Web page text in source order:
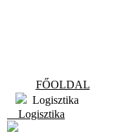
FŐOLDAL
Logisztika
Logisztika